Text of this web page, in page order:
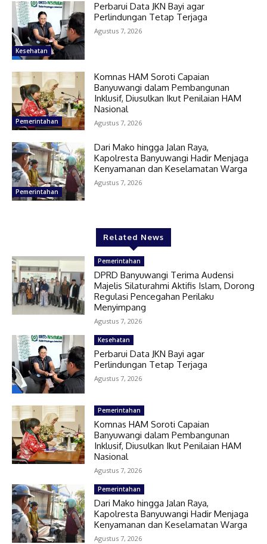
Kesehatan
Perbarui Data JKN Bayi agar
Perlindungan Tetap Terjaga
Agustus 7, 2026
Pemerintahan
Komnas HAM Soroti Capaian
Banyuwangi dalam Pembangunan
Inklusif, Diusulkan Ikut Penilaian HAM
Nasional
Agustus 7, 2026
Pemerintahan
Dari Mako hingga Jalan Raya,
Kapolresta Banyuwangi Hadir Menjaga
Kenyamanan dan Keselamatan Warga
Agustus 7, 2026
Related News
Pemerintahan
DPRD Banyuwangi Terima Audensi
Majelis Silaturahmi Aktifis Islam, Dorong
Regulasi Pencegahan Perilaku
Menyimpang
Agustus 7, 2026
Kesehatan
Perbarui Data JKN Bayi agar
Perlindungan Tetap Terjaga
Agustus 7, 2026
Pemerintahan
Komnas HAM Soroti Capaian
Banyuwangi dalam Pembangunan
Inklusif, Diusulkan Ikut Penilaian HAM
Nasional
Agustus 7, 2026
Pemerintahan
Dari Mako hingga Jalan Raya,
Kapolresta Banyuwangi Hadir Menjaga
Kenyamanan dan Keselamatan Warga
Agustus 7, 2026